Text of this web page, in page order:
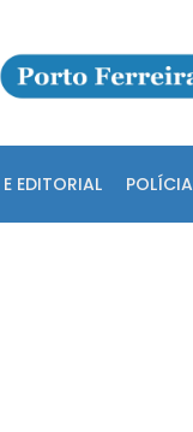
EDITORIAL POLÍCIA